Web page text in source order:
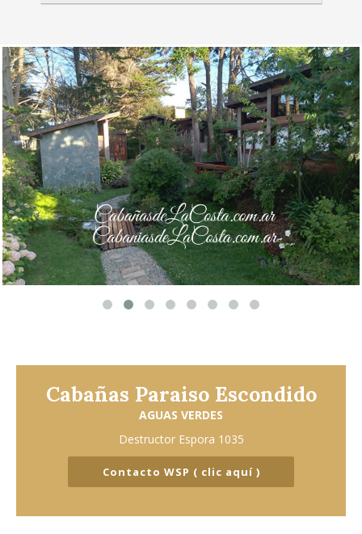
Cabañas Paraiso Escondido
AGUAS VERDES
Destructor Espora 1035
Contacto WSP ( clic aquí )